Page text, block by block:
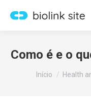
Como é e o
Você está aqui:
Início Health